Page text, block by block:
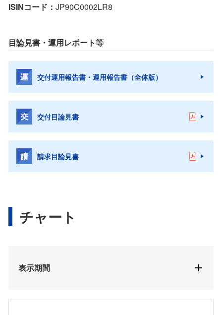
ISINコード： JP90C0002LR8
目論見書・運用レポート等
交付運用報告書・運用報告書（全体版）
交付目論見書
請求目論見書
チャート
表示期間